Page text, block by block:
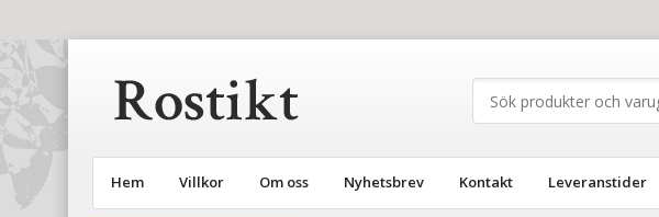
Hem Villkor Om oss Nyhetsbrev Kontakt Leveranstider